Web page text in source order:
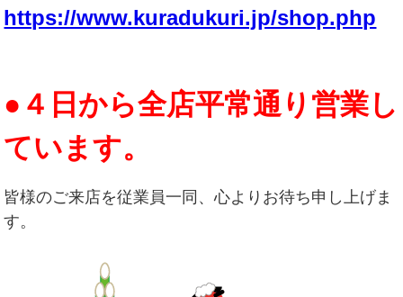
https://www.kuradukuri.jp/shop.php
●４日から全店平常通り営業し
ています。
皆様のご来店を従業員一同、心よりお待ち申し上げま
す。